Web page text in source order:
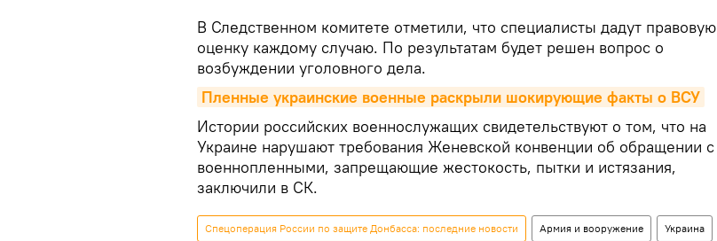
В Следственном комитете отметили, что специалисты дадут правовую
оценку каждому случаю. По результатам будет решен вопрос о
возбуждении уголовного дела.
Пленные украинские военные раскрыли шокирующие факты о ВСУ
Истории российских военнослужащих свидетельствуют о том, что на
Украине нарушают требования Женевской конвенции об обращении с
военнопленными, запрещающие жестокость, пытки и истязания,
заключили в СК.
Спецоперация России по защите Донбасса: последние новости Армия и вооружение Украина